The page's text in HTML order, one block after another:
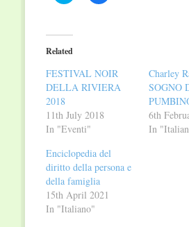
(Opens
in
new
Related
FESTIVAL NOIR
DELLA RIVIERA
2018
11th July 2018
In "Eventi"
Charley
SOGNO
6th
In
Enciclopedia del
diritto della persona e
della famiglia
15th April 2021
In "Italiano"